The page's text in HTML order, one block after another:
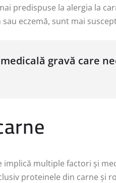
predispuse la alergia la
eczemă, sunt mai
gravă care
multiple factori și
proteinele din carne și